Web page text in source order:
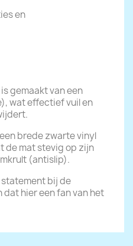
en
gemaakt van een
wat effectief vuil en
brede zwarte vinyl
de mat stevig op zijn
(antislip).
statement bij de
dat hier een fan van het